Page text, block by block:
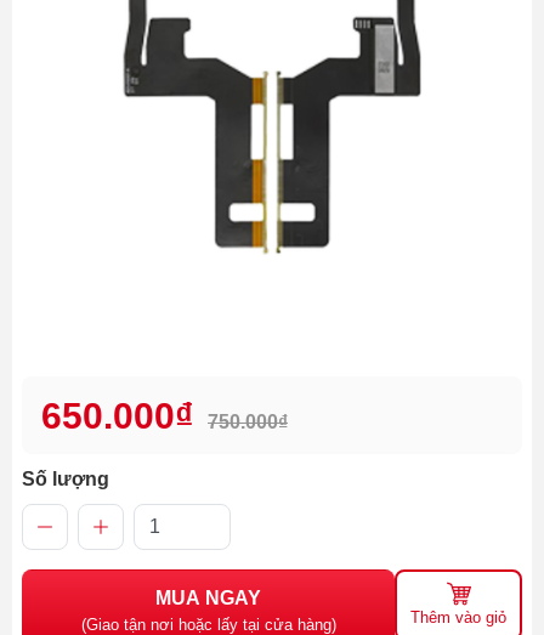
650.000₫ 750.000₫
Số lượng
MUA NGAY
(Giao tận nơi hoặc lấy tại cửa hàng) Thêm vào giỏ